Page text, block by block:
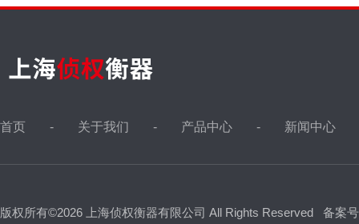
首页 关于我们 产品中心 新闻中心
版权所有©2026 上海侦权衡器有限公司 All Rights Reserved 备案